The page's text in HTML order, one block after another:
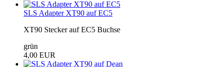
SLS Adapter XT90 auf EC5
XT90 Stecker auf EC5 Buchse
grün
4,00 EUR